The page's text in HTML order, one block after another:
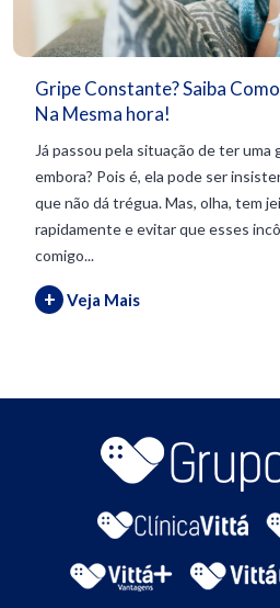
Gripe Constante? Saiba
Na Mesma hora!
Já passou pela situação de ter
embora? Pois é, ela pode ser
que não dá trégua. Mas, olha, tem
rapidamente e evitar que esses
comigo...
+ Veja Mais